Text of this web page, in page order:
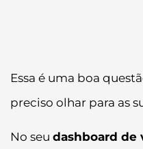
Essa é uma boa
preciso olhar para as
No seu dashboard de